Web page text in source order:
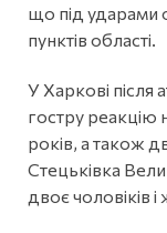
що під ударами
пунктів області.
У Харкові після
гостру реакцію
років, а також
Стецьківка
двоє чоловіків і